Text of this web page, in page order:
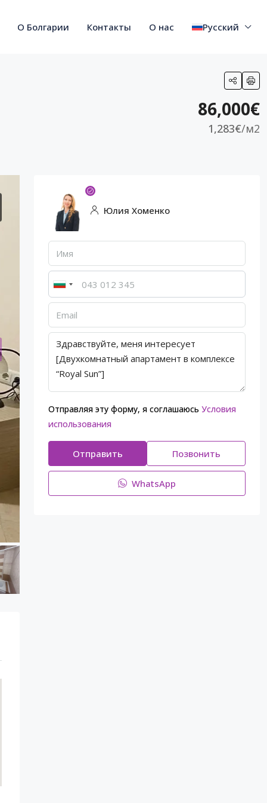
О Болгарии Контакты О нас Русский
86,000€
1,283€/м2
Юлия Хоменко
Отправляя эту форму, я соглашаюсь Условия
использования
Отправить Позвонить
WhatsApp